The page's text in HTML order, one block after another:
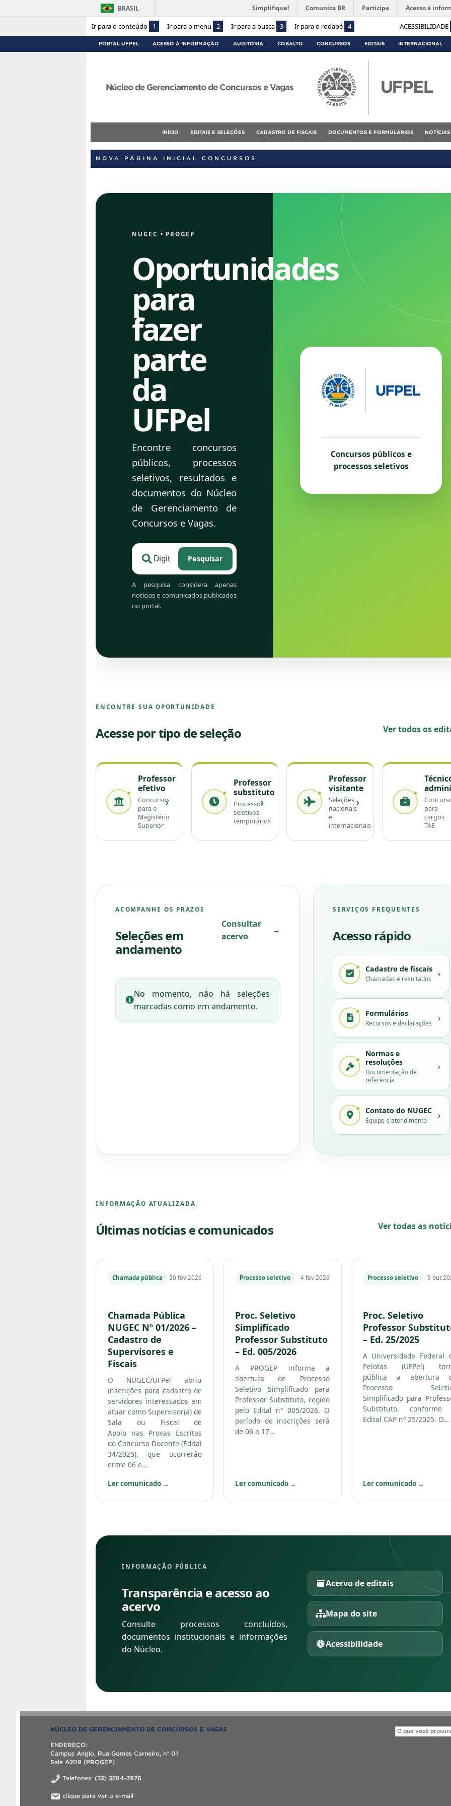
Ir para o conteúdo 1 Ir para o menu 2 Ir para a busca 3 Ir para o rodapé 4 ACESSIBILIDADE
BRASIL Simplifique! Comunica BR Participe Acesso à
PORTAL UFPEL ACESSO À INFORMAÇÃO AUDITORIA COBALTO CONCURSOS EDITAIS INTERNACIONAL
Núcleo de Gerenciamento de Concursos e Vagas
INÍCIO EDITAIS E SELEÇÕES CADASTRO DE FISCAIS DOCUMENTOS E FORMULÁRIOS NOTÍCIAS
NOVA PÁGINA INICIAL CONCURSOS
NUGEC • PROGEP
Oportunidades
para
fazer
parte
da
UFPel
Encontre concursos
públicos, processos
seletivos, resultados e
documentos do Núcleo
de Gerenciamento de
Concursos e Vagas.
Pesquisar no portal de concursos
Pesquisar
A pesquisa considera apenas
notícias e comunicados publicados
no portal.
Concursos públicos e
processos seletivos
ENCONTRE SUA OPORTUNIDADE
Acesse por tipo de seleção Ver todos os
Professor
efetivo
Concursos
para o
Magistério
Superior
›
Professor
substituto
Processos
seletivos
temporários
›
Professor
visitante
Seleções
nacionais
e
internacionais
›
para
cargos
TAE
ACOMPANHE OS PRAZOS
Seleções em
andamento
Consultar
acervo
→
No momento, não há seleções
marcadas como em andamento.
SERVIÇOS FREQUENTES
Acesso rápido
Cadastro de fiscais
Chamadas e resultados ›
Formulários
Recursos e declarações ›
Normas e
resoluções
Documentação de
referência
›
Contato do NUGEC
Equipe e atendimento ›
INFORMAÇÃO ATUALIZADA
Últimas notícias e comunicados Ver todas as
Chamada pública 20 fev 2026
Chamada Pública
NUGEC Nº 01/2026 –
Cadastro de
Supervisores e
Fiscais
O NUGEC/UFPel abriu
inscrições para cadastro de
servidores interessados em
atuar como Supervisor(a) de
Sala ou Fiscal de
Apoio nas Provas Escritas
do Concurso Docente (Edital
34/2025), que ocorrerão
entre 06 e…
Ler comunicado →
Processo seletivo 4 fev 2026
Proc. Seletivo
Simplificado
Professor Substituto
– Ed. 005/2026
A PROGEP informa a
abertura de Processo
Seletivo Simplificado para
Professor Substituto, regido
pelo Edital nº 005/2026. O
período de inscrições será
de 06 a 17…
Ler comunicado →
Processo seletivo 9 out
Proc. Seletivo
Professor
– Ed. 25/2025
A Universidade Federal
Pelotas (UFPel)
pública a abertura
Processo
Simplificado para
Substituto, conforme
Edital CAP nº 25/2025. O…
Ler comunicado →
INFORMAÇÃO PÚBLICA
Transparência e acesso ao
acervo
Consulte processos concluídos,
documentos institucionais e informações
do Núcleo.
Acervo de editais
Mapa do site
Acessibilidade
NÚCLEO DE GERENCIAMENTO DE CONCURSOS E VAGAS
ENDEREÇO:
Campus Anglo, Rua Gomes Carneiro, nº 01
Sala A209 (PROGEP)
Telefones: (53) 3284-3976
clique para ver o e-mail